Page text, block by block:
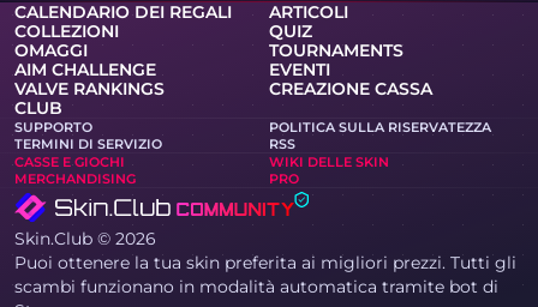
CALENDARIO DEI REGALI
ARTICOLI
COLLEZIONI
QUIZ
OMAGGI
TOURNAMENTS
AIM CHALLENGE
EVENTI
VALVE RANKINGS
CREAZIONE CASSA
CLUB
SUPPORTO
POLITICA SULLA RISERVATEZZA
TERMINI DI SERVIZIO
RSS
CASSE E GIOCHI
WIKI DELLE SKIN
MERCHANDISING
PRO
Skin.Club © 2026
Puoi ottenere la tua skin preferita ai migliori prezzi. Tutti gli
scambi funzionano in modalità automatica tramite bot di